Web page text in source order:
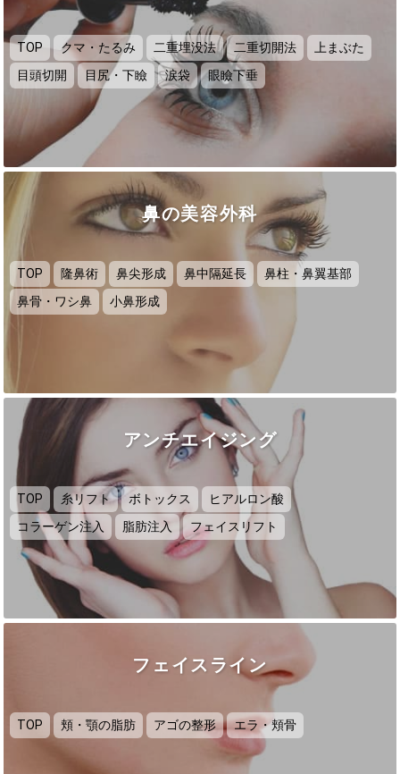
TOP クマ・たるみ 二重埋没法 二重切開法
上まぶた
目頭切開
目尻・下瞼 涙袋 眼瞼下垂
鼻の美容外科
TOP 隆鼻術 鼻尖形成 鼻中隔延長
鼻柱・鼻翼基部
鼻骨・ワシ鼻
小鼻形成
アンチエイジング
TOP 糸リフト ボトックス
ヒアルロン酸
コラーゲン注入
脂肪注入 フェイスリフト
フェイスライン
TOP 頬・顎の脂肪 アゴの整形 エラ・頬骨